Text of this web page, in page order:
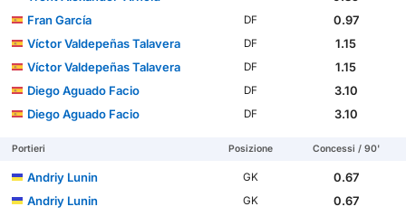
Fran García
DF
0.97
Víctor Valdepeñas Talavera
DF
1.15
Víctor Valdepeñas Talavera
DF
1.15
Diego Aguado Facio
DF
3.10
Diego Aguado Facio
DF 3.10
Portieri Posizione Concessi / 90'
Andriy Lunin GK
0.67
Andriy Lunin
GK
0.67